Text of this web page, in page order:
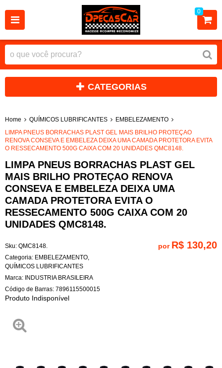
0
CATEGORIAS
Home QUÍMICOS LUBRIFICANTES
EMBELEZAMENTO
LIMPA PNEUS BORRACHAS PLAST GEL MAIS BRILHO PROTEÇAO
RENOVA CONSEVA E EMBELEZA DEIXA UMA CAMADA PROTETORA EVITA
O RESSECAMENTO 500G CAIXA COM 20 UNIDADES QMC8148.
LIMPA PNEUS BORRACHAS PLAST GEL
MAIS BRILHO PROTEÇAO RENOVA
CONSEVA E EMBELEZA DEIXA UMA
CAMADA PROTETORA EVITA O
RESSECAMENTO 500G CAIXA COM 20
UNIDADES QMC8148.
Sku: QMC8148.
Categoria: EMBELEZAMENTO
QUÍMICOS LUBRIFICANTES
Marca: INDUSTRIA BRASILEIRA
Código de Barras: 7896115500015
Produto Indisponível
por R$ 130,20